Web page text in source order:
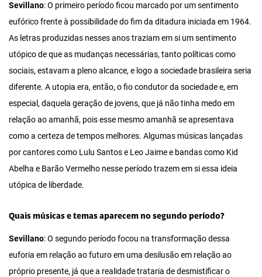
Sevillano: O primeiro período ficou marcado por um sentimento
eufórico frente à possibilidade do fim da ditadura iniciada em 1964.
As letras produzidas nesses anos traziam em si um sentimento
utópico de que as mudanças necessárias, tanto políticas como
sociais, estavam a pleno alcance, e logo a sociedade brasileira seria
diferente. A utopia era, então, o fio condutor da sociedade e, em
especial, daquela geração de jovens, que já não tinha medo em
relação ao amanhã, pois esse mesmo amanhã se apresentava
como a certeza de tempos melhores. Algumas músicas lançadas
por cantores como Lulu Santos e Leo Jaime e bandas como Kid
Abelha e Barão Vermelho nesse período trazem em si essa ideia
utópica de liberdade.
Quais músicas e temas aparecem no segundo período?
Sevillano: O segundo período focou na transformação dessa
euforia em relação ao futuro em uma desilusão em relação ao
próprio presente, já que a realidade trataria de desmistificar o